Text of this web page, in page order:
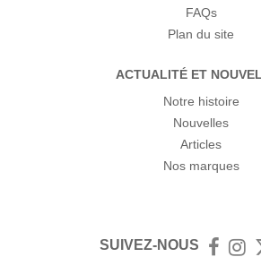
FAQs
Plan du site
ACTUALITÉ ET
Notre histoire
Nouvelles
Articles
Nos marques
SUIVEZ-NOUS